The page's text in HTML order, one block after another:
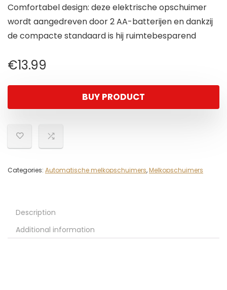
Comfortabel design: deze elektrische opschuimer
wordt aangedreven door 2 AA-batterijen en dankzij
de compacte standaard is hij ruimtebesparend
€13.99
BUY PRODUCT
Categories: Automatische melkopschuimers,Melkopschuimers
Description
Additional information